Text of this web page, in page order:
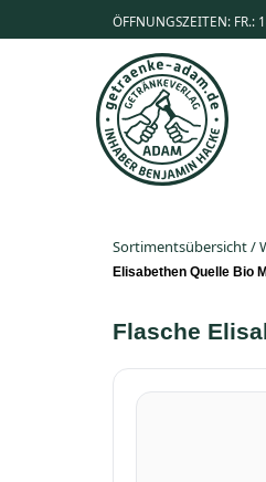
ÖFFNUNGSZEITEN: FR.:
Sortimentsübersicht/
Elisabethen Quelle Bio
Flasche